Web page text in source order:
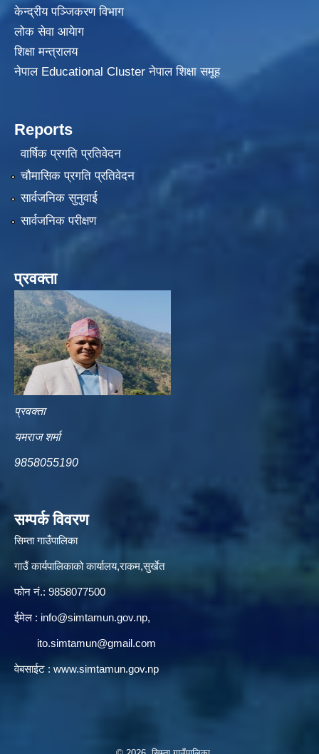
केन्द्रीय पञ्जिकरण विभाग
लोक सेवा आयेाग
शिक्षा मन्त्रालय
नेपाल Educational Cluster नेपाल शिक्षा समूह
Reports
वार्षिक प्रगति प्रतिवेदन
चौमासिक प्रगति प्रतिवेदन
सार्वजनिक सुनुवाई
सार्वजनिक परीक्षण
प्रवक्ता
प्रवक्ता
यमराज शर्मा
9858055190
सम्पर्क विवरण
सिम्ता गाउँपालिका
गाउँ कार्यपालिकाको कार्यालय,राकम,सुर्खेत
फोन नं.: 9858077500
ईमेल‌ : info@simtamun.gov.np,
ito.simtamun@gmail.com
वेबसाईट : www.simtamun.gov.np